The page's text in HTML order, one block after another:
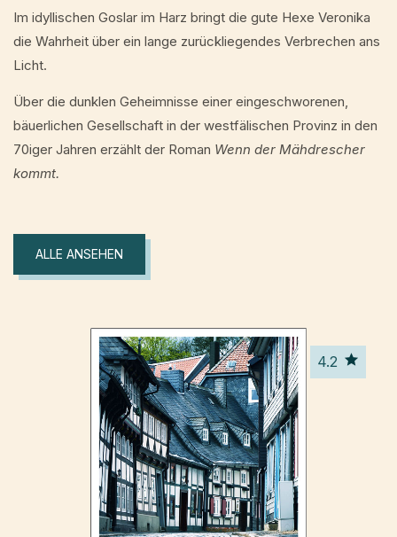
Im idyllischen Goslar im Harz bringt die gute Hexe Veronika
die Wahrheit über ein lange zurückliegendes Verbrechen ans
Licht.
Über die dunklen Geheimnisse einer eingeschworenen,
bäuerlichen Gesellschaft in der westfälischen Provinz in den
70iger Jahren erzählt der Roman Wenn der Mähdrescher
kommt.
ALLE ANSEHEN
4.2